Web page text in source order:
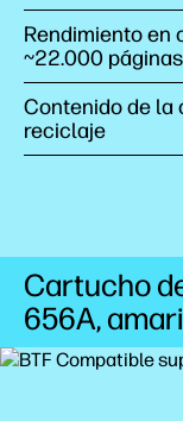
Rendimiento en
~22.000 páginas
Contenido de la
reciclaje
Cartucho
656A,